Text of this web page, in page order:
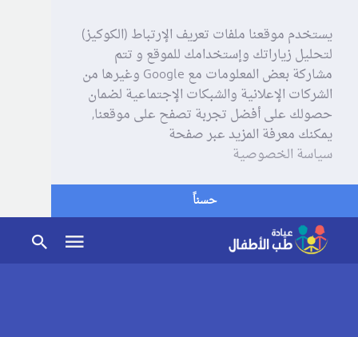
يستخدم موقعنا ملفات تعريف الإرتباط (الكوكيز)
لتحليل زياراتك وإستخدامك للموقع و تتم
مشاركة بعض المعلومات مع Google وغيرها من
الشركات الإعلانية والشبكات الإجتماعية لضمان
حصولك على أفضل تجربة تصفح على موقعنا,
يمكنك معرفة المزيد عبر صفحة
سياسة الخصوصية
حسناً